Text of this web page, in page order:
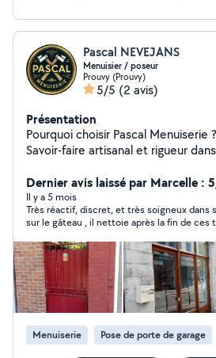
Pascal NEVEJANS
Menuisier / poseur
Prouvy (Prouvy)
5/5 (2 avis)
Présentation
Pourquoi choisir Pascal Menuiserie ? 30 ans d'expérience
Savoir-faire artisanal et rigueur
mesure et adaptées à vos besoins Service personnalisé
et conseils experts Pour un devis gratuit ou des
informations sur vos futurs travaux,
aujourd'hui. Ensemble, nous
Dernier avis laissé par Marcelle :
Il y a 5 mois
Très réactif, discret, et très soigneux dans
sur le gâteau , il nettoie après la fin de ces
Menuiserie Pose de porte de garage